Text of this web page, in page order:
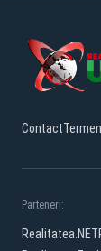
Contact
Parteneri:
Realitatea.NET